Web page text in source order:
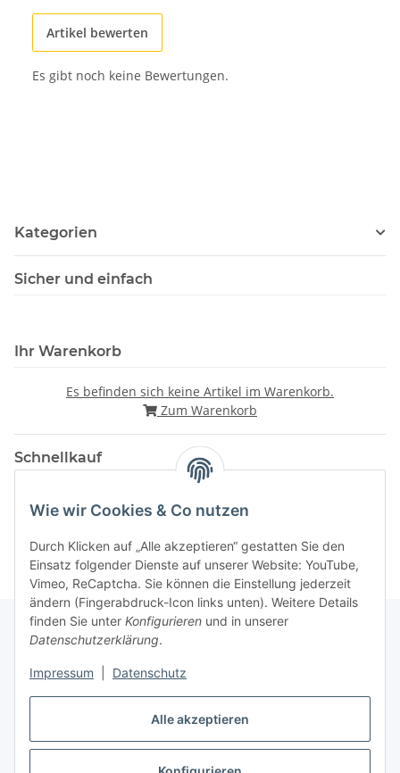
Alle akzeptieren
Wie wir Cookies & Co nutzen
Durch Klicken auf „Alle akzeptieren“ gestatten Sie den
Einsatz folgender Dienste auf unserer Website: YouTube,
Vimeo, ReCaptcha. Sie können die Einstellung jederzeit
ändern (Fingerabdruck-Icon links unten). Weitere Details
finden Sie unter Konfigurieren und in unserer
Datenschutzerklärung.
Impressum Datenschutz
Artikel bewerten
Es gibt noch keine Bewertungen.
Kategorien
Sicher und einfach
Ihr Warenkorb
Es befinden sich keine Artikel im Warenkorb.
Zum Warenkorb
Schnellkauf
Gesetzliche Informationen
Vertrag widerrufen